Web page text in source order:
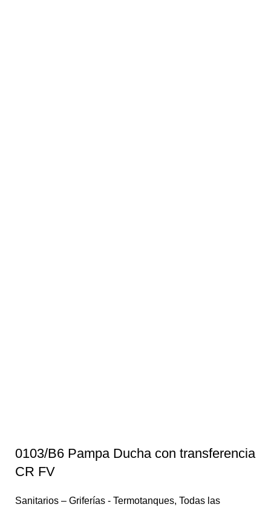
0103/B6 Pampa Ducha con transferencia
CR FV
Sanitarios – Griferías - Termotanques, Todas las